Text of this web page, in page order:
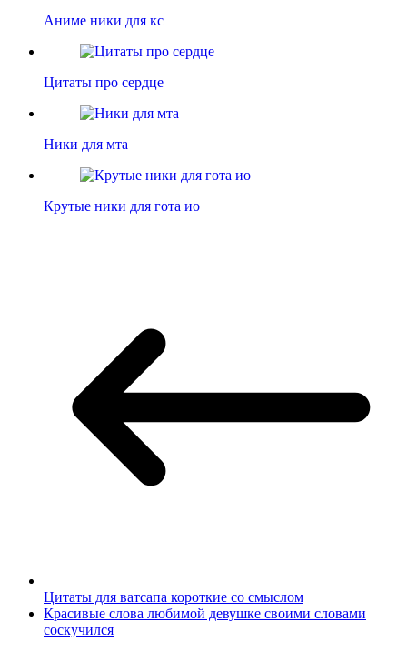
Аниме ники для кс
Цитаты про сердце
Ники для мта
Крутые ники для гота ио
Цитаты для ватсапа короткие со смыслом
Красивые слова любимой девушке своими словами
соскучился